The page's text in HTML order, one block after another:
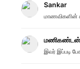
Sankar
மாணவிகளின்
மணிகண்டன்
இவர் இப்படி